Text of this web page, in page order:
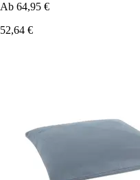
Ab 64,95 €
52,64 €